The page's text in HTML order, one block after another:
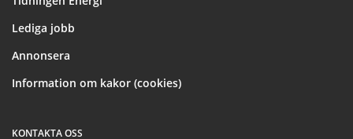
Lediga jobb
Annonsera
Information om kakor (cookies)
KONTAKTA OSS